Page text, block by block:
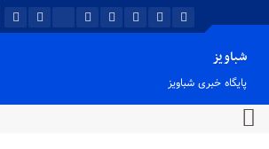
شباویز
پایگاه خبری شباویز